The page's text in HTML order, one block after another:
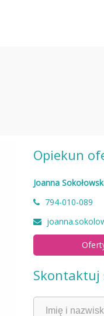
Opiekun
Joanna
794-010-089
Skontaktuj